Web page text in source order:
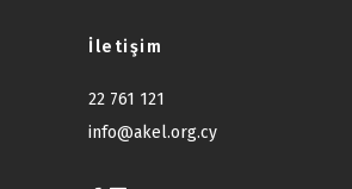
İletişim
22 761 121
info@akel.org.cy